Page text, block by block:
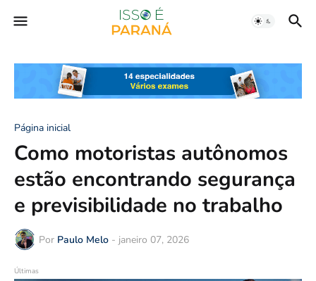
Página inicial
Como motoristas autônomos
estão encontrando segurança
e previsibilidade no trabalho
Por Paulo Melo - janeiro 07, 2026
Últimas